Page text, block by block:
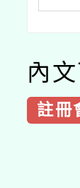
內
註冊